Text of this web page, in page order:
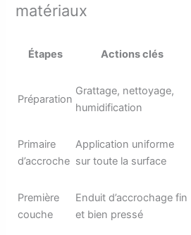
matériaux
Étapes Actions clés
Préparation
Grattage, nettoyage,
humidification
Primaire
d’accroche
Application uniforme
sur toute la surface
Première
couche
Enduit d’accrochage fin
et bien pressé